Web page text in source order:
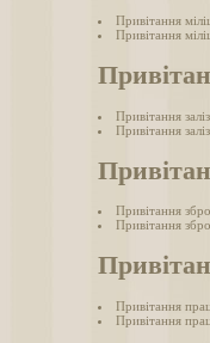
Привітання
Привітання
Привітання
Привітання
Привітання
Привітання
Привітання
Привітання